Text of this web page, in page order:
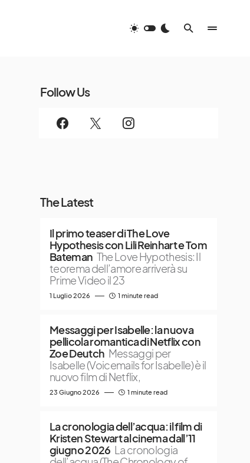
Follow Us
The Latest
Il primo teaser di The Love
Hypothesis con Lili Reinhart e Tom
Bateman The Love Hypothesis: Il
teorema dell’amore arriverà su
Prime Video il 23
1 Luglio 2026 1 minute read
Messaggi per Isabelle: la nuova
pellicola romantica di Netflix con
Zoe Deutch Messaggi per
Isabelle (Voicemails for Isabelle) è il
nuovo film di Netflix,
23 Giugno 2026 1 minute read
La cronologia dell’acqua: il film di
Kristen Stewart al cinema dall’11
giugno 2026 La cronologia